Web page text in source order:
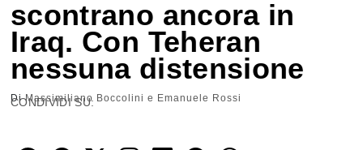
scontrano ancora in
Iraq. Con Teheran
nessuna distensione
DiMassimiliano Boccolini e Emanuele Rossi
CONDIVIDI SU: